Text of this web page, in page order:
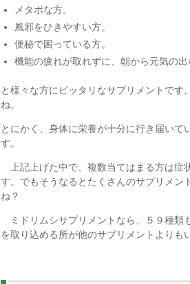
メタボな方。
風邪をひきやすい方。
便秘で困っている方。
機能の疲れが取れずに、朝から元気の出
と様々な方にピッタリなサプリメントで
ね。
とにかく、身体に栄養が十分に行き届い
す。
上記上げた中で、複数当てはまる方は症
す。でもそうなるとたくさんのサプリメン
ね？
ミドリムシサプリメントなら、５９種類
を取り込める所が他のサプリメントよりも